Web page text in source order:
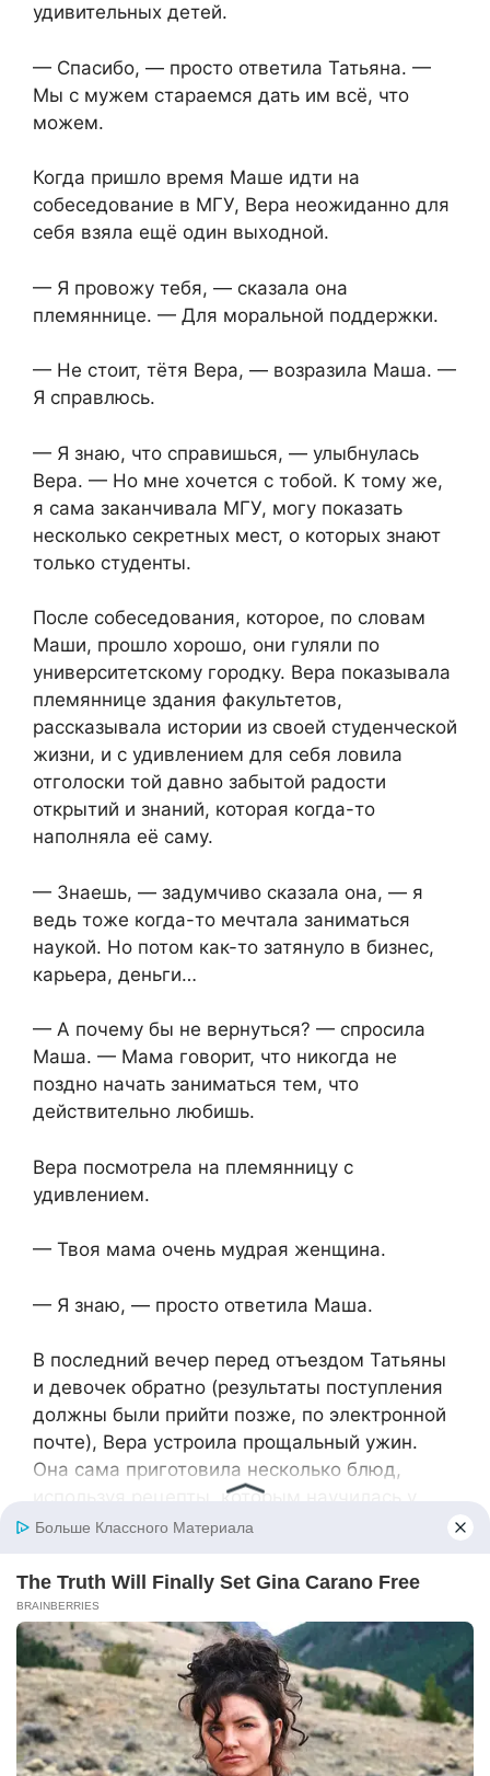
удивительных детей.
— Спасибо, — просто ответила Татьяна. —
Мы с мужем стараемся дать им всё, что
можем.
Когда пришло время Маше идти на
собеседование в МГУ, Вера неожиданно для
себя взяла ещё один выходной.
— Я провожу тебя, — сказала она
племяннице. — Для моральной поддержки.
— Не стоит, тётя Вера, — возразила Маша. —
Я справлюсь.
— Я знаю, что справишься, — улыбнулась
Вера. — Но мне хочется с тобой. К тому же,
я сама заканчивала МГУ, могу показать
несколько секретных мест, о которых знают
только студенты.
После собеседования, которое, по словам
Маши, прошло хорошо, они гуляли по
университетскому городку. Вера показывала
племяннице здания факультетов,
рассказывала истории из своей студенческой
жизни, и с удивлением для себя ловила
отголоски той давно забытой радости
открытий и знаний, которая когда-то
наполняла её саму.
— Знаешь, — задумчиво сказала она, — я
ведь тоже когда-то мечтала заниматься
наукой. Но потом как-то затянуло в бизнес,
карьера, деньги…
— А почему бы не вернуться? — спросила
Маша. — Мама говорит, что никогда не
поздно начать заниматься тем, что
действительно любишь.
Вера посмотрела на племянницу с
удивлением.
— Твоя мама очень мудрая женщина.
— Я знаю, — просто ответила Маша.
В последний вечер перед отъездом Татьяны
и девочек обратно (результаты поступления
должны были прийти позже, по электронной
почте), Вера устроила прощальный ужин.
Она сама приготовила несколько блюд,
используя рецепты, которым научилась у
Татьяны за эти две недели.
— Таня, — сказала она, когда они остались
вдвоём после ужина, — я хочу, чтобы ты
знала: если Маша поступит, она может жить
у меня. И на каникулы приезжать, и вообще…
в любое время.
Татьяна внимательно посмотрела на неё.